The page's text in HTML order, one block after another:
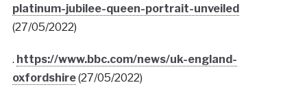
platinum-jubilee-queen-portrait-unveiled
(27/05/2022)
. https://www.bbc.com/news/uk-england-
oxfordshire(27/05/2022)